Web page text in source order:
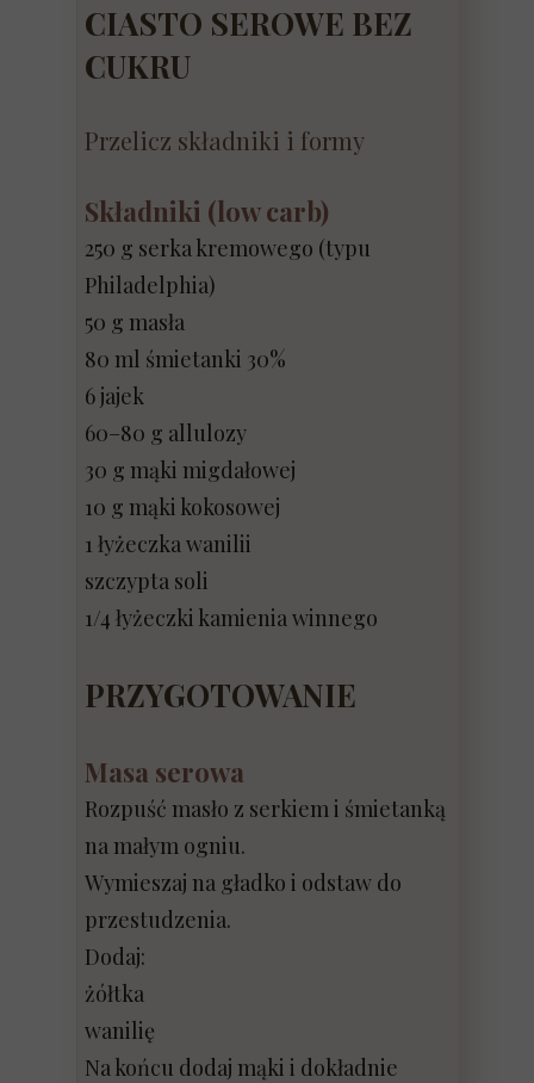
CIASTO SEROWE BEZ
CUKRU
Przelicz składniki i formy
Składniki (low carb)
250 g serka kremowego (typu
Philadelphia)
50 g masła
80 ml śmietanki 30%
6 jajek
60–80 g allulozy
30 g mąki migdałowej
10 g mąki kokosowej
1 łyżeczka wanilii
szczypta soli
1/4 łyżeczki kamienia winnego
PRZYGOTOWANIE
Masa serowa
Rozpuść masło z serkiem i śmietanką
na małym ogniu.
Wymieszaj na gładko i odstaw do
przestudzenia.
Dodaj:
żółtka
wanilię
Na końcu dodaj mąki i dokładnie